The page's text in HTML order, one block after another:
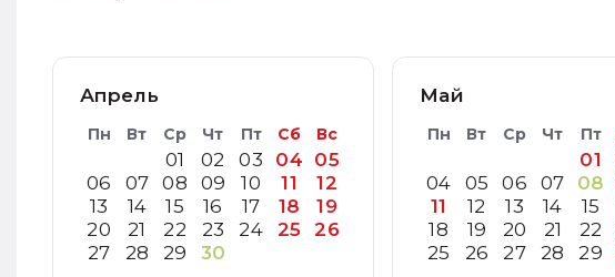
Апрель
Пн Вт Ср Чт Пт Сб Вс
01 02 03 04 05
06
07 08 09 10 11
12
13
14 15 16 17 18
19
20
21 22 23 24 25
26
27
28 29 30
Май
Пн Вт Ср Чт Пт
01
04
05 06 07 08
11
12 13 14 15
18
19 20 21 22
25
26 27 28 29